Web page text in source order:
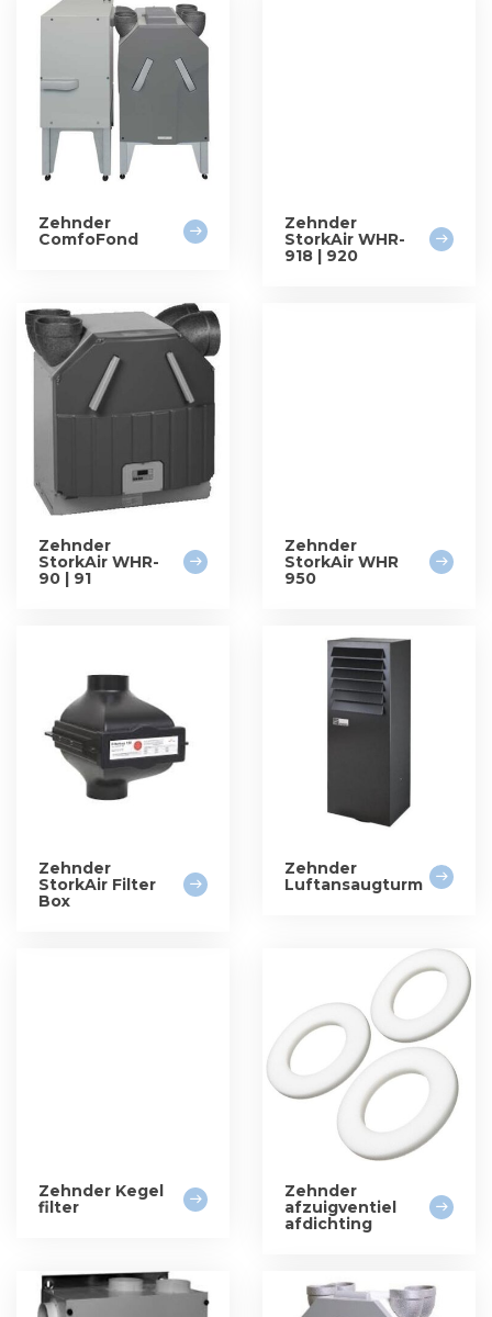
Zehnder
ComfoFond
Zehnder
StorkAir WHR-
918 | 920
Zehnder
StorkAir WHR-
90 | 91
Zehnder
StorkAir WHR
950
Zehnder
StorkAir Filter
Box
Zehnder
Luftansaugturm
Zehnder Kegel
filter
Zehnder
afzuigventiel
afdichting